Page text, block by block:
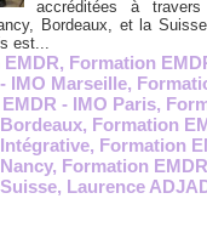
accréditées à
Bordeaux, et la
est...
, Formation
IMO Marseille,
- IMO Paris,
, Formation
, Formation
, Formation
, Laurence